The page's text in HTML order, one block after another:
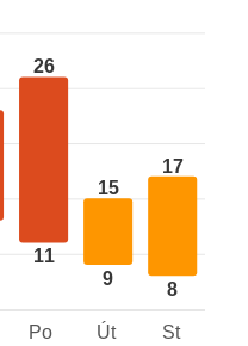
26
11
15
9
17
8
Po Út St